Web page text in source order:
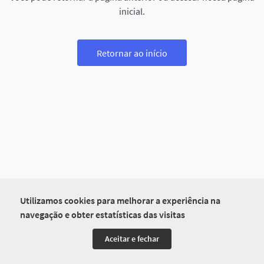
Utilizamos cookies para melhorar a experiência na
navegação e obter estatísticas das visitas
Aceitar e fechar
inicial.
Retornar ao início